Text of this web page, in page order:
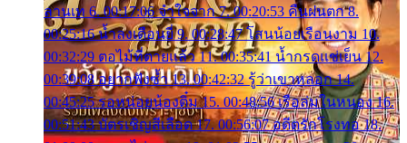
ลานเท 6. 00:17:06 จำใจจาก 7. 00:20:53 คืนฝนตก 8.
00:25:16 น้ำลงเดือนยี่ 9. 00:28:47 โสนน้อยเรือนงาม 10.
00:32:29 ตอไม้ที่ตายแล้ว 11. 00:35:41 น้ำกรดแช่เย็น 12.
00:39:08 อยากฟังซ้ำ 13. 00:42:32 รู้ว่าเขาหลอก 14.
00:45:25 รอหน่อยน้องติ๋ม 15. 00:48:56 เรือล่มในหนอง 16.
00:51:43 บัตรเชิญสีเลือด 17. 00:56:07 อดีตรักโรงทอ 18.